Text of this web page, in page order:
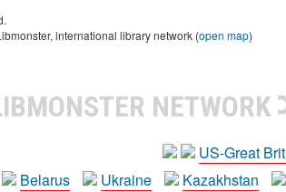
international library network (open map)
NETWORK
US-Great
Belarus Ukraine Kazakhstan